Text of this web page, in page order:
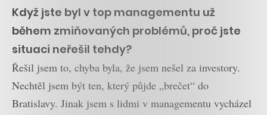
Když jste byl v top managementu už
během zmiňovaných problémů, proč jste
situaci neřešil tehdy?
Řešil jsem to, chyba byla, že jsem nešel za investory.
Nechtěl jsem být ten, který půjde „brečet“ do
Bratislavy. Jinak jsem s lidmi v managementu vycházel